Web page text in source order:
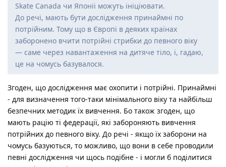
Skate Canada чи Японіі можуть ініціювати.
До речі, мають бути дослідження принаймні по
потрійним. Тому що в Європі в деяких країнах
заборонено вчити потрійні стрибки до певного віку
— саме через навантаження на дитяче тіло, і, гадаю,
це на чомусь базувалося.
Згоден, що дослідження має охопити і потрійні. Принаймні
- для визначення того-таки мінімального віку та найбільш
безпечних методик їх вивчення. Бо також згоден, що
мають рацію ті федерації, які забороняють вивчення
потрійних до певного віку. До речі - якщо їх заборони на
чомусь базуються, то можливо, що вони в себе проводили
певні дослідження чи щось подібне - і могли б поділитися